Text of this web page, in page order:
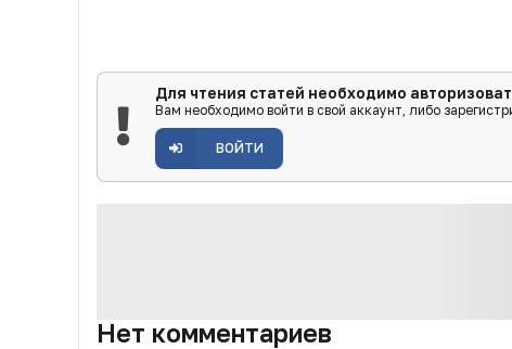
Для чтения статей необходимо
Вам необходимо войти в свой аккаунт, либо
ВОЙТИ
Нет комментариев